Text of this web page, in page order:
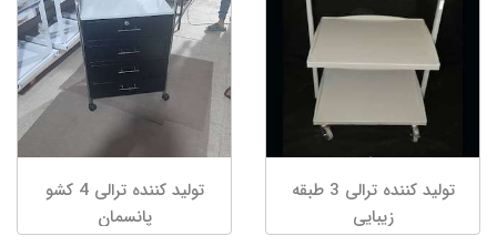
تولید کننده ترالی 3 طبقه
زیبایی
تولید کننده ترالی 4 کشو
پانسمان